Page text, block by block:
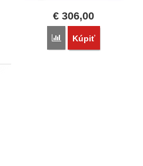
€306,00
Porovnať
Kúpiť